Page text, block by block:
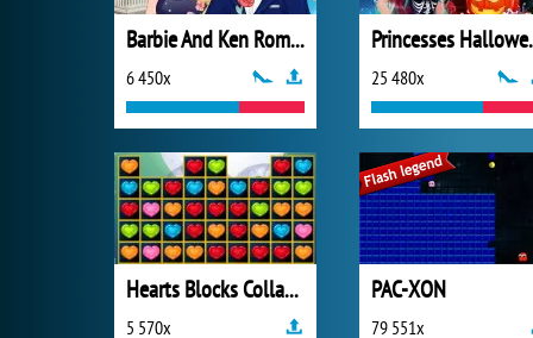
Barbie And Ken Romantic Escape
6 450x 25 480x
Hearts Blocks Collapse
5 570x
PAC-XON
79 551x